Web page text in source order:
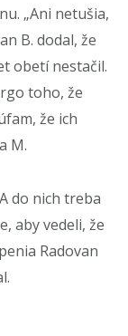
„Ani netušia,
B. dodal, že
obetí nestačil.
toho, že
že ich
M.
do nich treba
aby vedeli, že
Radovan